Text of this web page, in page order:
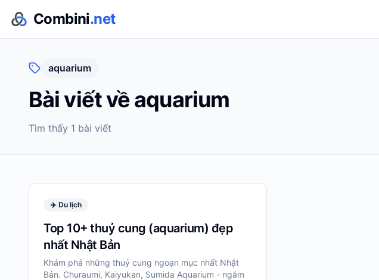
Combini.net
aquarium
Bài viết vềaquarium
Tìm thấy 1 bài viết
✈️ Du lịch
Top 10+ thuỷ cung (aquarium) đẹp
nhất Nhật Bản
Khám phá những thuỷ cung ngoạn mục nhất Nhật
Bản. Churaumi, Kaiyukan, Sumida Aquarium - ngắm